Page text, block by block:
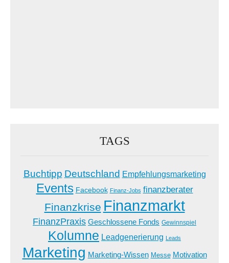
TAGS
Buchtipp Deutschland Empfehlungsmarketing
Events Facebook Finanz-Jobs finanzberater
Finanzkrise Finanzmarkt
FinanzPraxis Geschlossene Fonds Gewinnspiel
Kolumne Leadgenerierung Leads
Marketing Marketing-Wissen Messe Motivation